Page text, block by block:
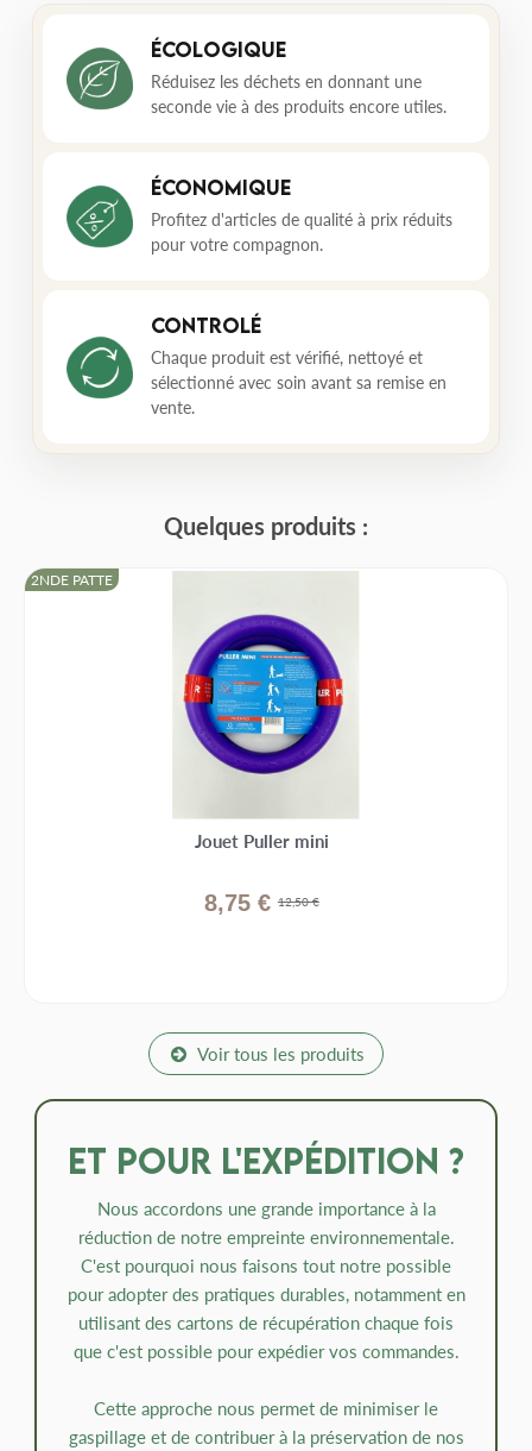
Écologique
Réduisez les déchets en donnant une
seconde vie à des produits encore utiles.
Économique
Profitez d'articles de qualité à prix réduits
pour votre compagnon.
Controlé
Chaque produit est vérifié, nettoyé et
sélectionné avec soin avant sa remise en
vente.
Quelques produits :
2NDE PATTE
Jouet Puller mini
8,75 € 12,50 €
Voir tous les produits
Et pour l'expédition ?
Nous accordons une grande importance à la
réduction de notre empreinte environnementale.
C'est pourquoi nous faisons tout notre possible
pour adopter des pratiques durables, notamment en
utilisant des cartons de récupération chaque fois
que c'est possible pour expédier vos commandes.
Cette approche nous permet de minimiser le
gaspillage et de contribuer à la préservation de nos